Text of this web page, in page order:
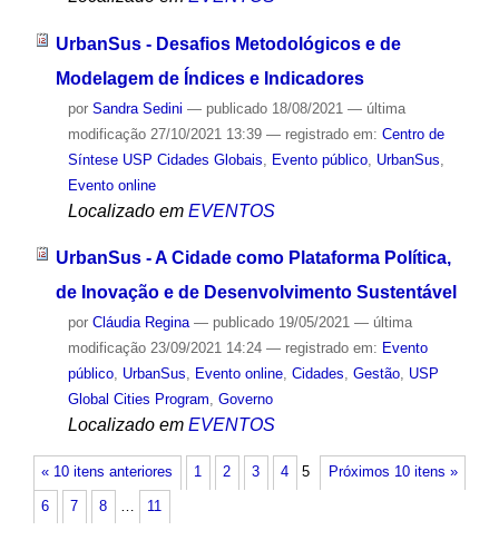
UrbanSus - Desafios Metodológicos e de
Modelagem de Índices e Indicadores
por Sandra Sedini — publicado18/08/2021 — última
modificação27/10/2021 13:39 — registrado em: Centro de
Síntese USP Cidades Globais
Evento público, UrbanSus
Evento online
Localizado em EVENTOS
UrbanSus - A Cidade como Plataforma Política,
de Inovação e de Desenvolvimento Sustentável
por Cláudia Regina — publicado19/05/2021 — última
modificação23/09/2021 14:24 — registrado em: Evento
público, UrbanSus, Evento online, Cidades, Gestão, USP
Global Cities Program, Governo
Localizado em EVENTOS
« 10 itens anteriores Próximos 10 itens »
1 2 3 4 5
6 7 8 … 11